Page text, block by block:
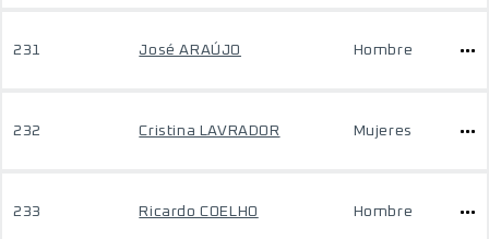
231 José ARAÚJO Hombre
232 Cristina LAVRADOR Mujeres
233 Ricardo COELHO Hombre